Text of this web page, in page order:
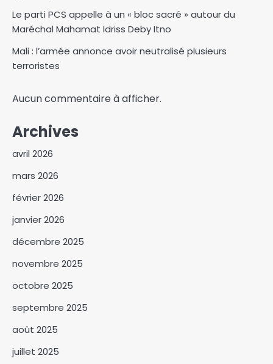
Le parti PCS appelle à un « bloc sacré » autour du
Maréchal Mahamat Idriss Deby Itno
Mali : l’armée annonce avoir neutralisé plusieurs
terroristes
Aucun commentaire à afficher.
Archives
avril 2026
mars 2026
février 2026
janvier 2026
décembre 2025
novembre 2025
octobre 2025
septembre 2025
août 2025
juillet 2025